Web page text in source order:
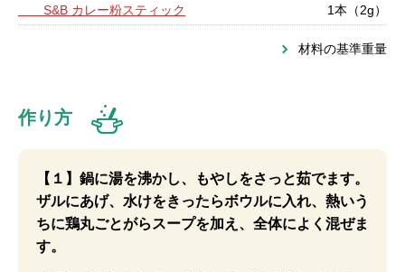
S&B カレー粉スティック 1本（2g）
材料の基準重量
作り方
【１】鍋に湯を沸かし、もやしをさっと茹でます。
ザルにあげ、水けをきったらボウルに入れ、熱いう
ちに鶏丸ごとがらスープを加え、全体によく混ぜま
す。